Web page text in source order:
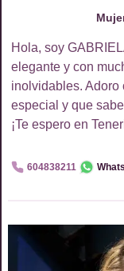
Hola, soy
elegante y con
inolvidables. Adoro
especial y que
¡Te espero en
604838211